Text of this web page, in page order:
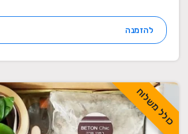
להזמנה
כולל משלוח